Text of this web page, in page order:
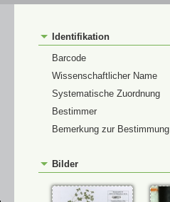
Identifikation
Barcode
Wissenschaftlicher Name
Systematische Zuordnung
Bestimmer
Bemerkung zur Bestimmung
Bilder